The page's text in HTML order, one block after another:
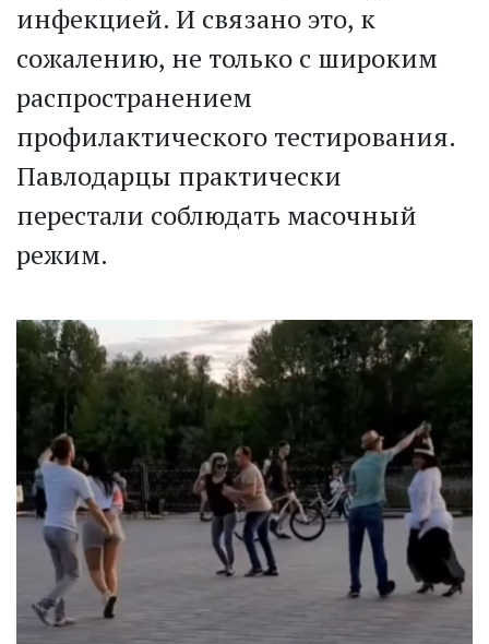
инфекцией. И связано это, к
сожалению, не только с широким
распрос­транением
профилактического тестирования.
Павлодарцы прак­тически
перестали соблюдать масочный
режим.